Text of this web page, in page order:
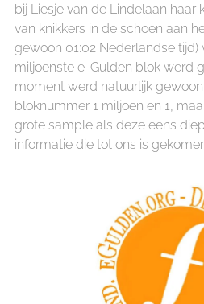
bij Liesje van de Lindelaan haar
van knikkers in de schoen aan
gewoon 01:02 Nederlandse tijd)
miljoenste e-Gulden blok werd
moment werd natuurlijk
bloknummer 1 miljoen en 1,
grote sample als deze eens
informatie die tot ons is